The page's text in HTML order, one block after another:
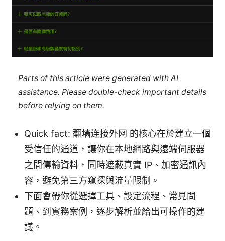
Parts of this article were generated with AI
assistance. Please double-check important details
before relying on them.
Quick fact: 翻墙连接外网 的核心在於建立一個
受信任的通道，讓你在本地網路與遠端伺服器
之間傳輸資料，同時遮蔽真實 IP、加密通訊內
容，避免第三方窺探與流量限制。
下面會帶你從選擇工具、設定流程、常見問
題、到實務案例，逐步解析並給出可操作的建
議。